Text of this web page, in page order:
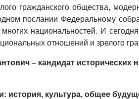
гражданского общества,
послании Федеральному
национальностей. И
отношений и зрелого
– кандидат
история, культура, общее